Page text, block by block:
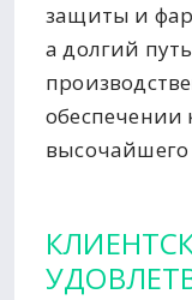
защиты и
а долгий
обеспечении
высочайшего